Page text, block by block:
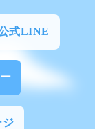
式LINE
ジ